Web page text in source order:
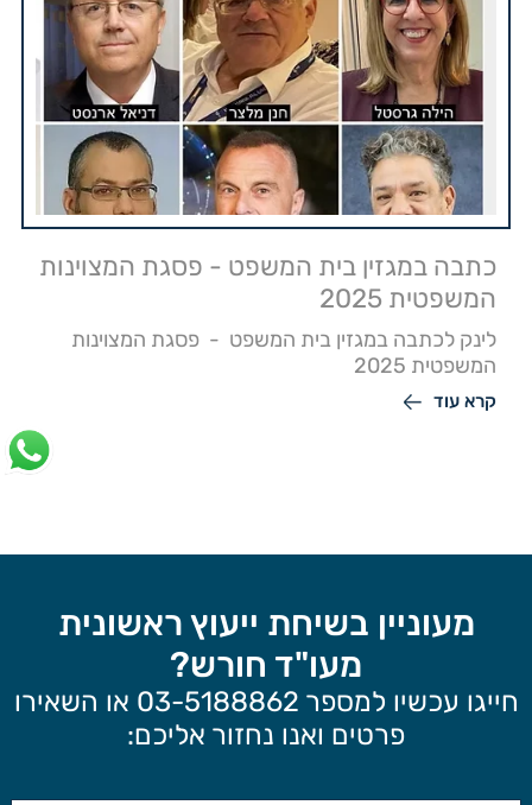
כתבה במגזין בית המשפט - פסגת המצוינות
המשפטית 2025
לינק לכתבה במגזין בית המשפט - פסגת המצוינות
המשפטית 2025
קרא עוד
מעוניין בשיחת ייעוץ ראשונית
מעו"ד חורש?
חייגו עכשיו למספר 03-5188862 או השאירו
פרטים ואנו נחזור אליכם: